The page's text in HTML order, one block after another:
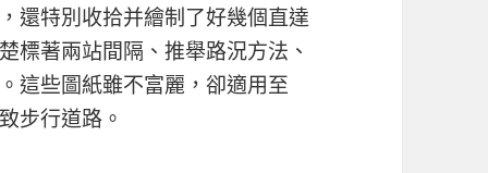
還特別收拾并繪制了好幾個直達
標著兩站間隔、推舉路況方法、
這些圖紙雖不富麗，卻適用至
步行道路。